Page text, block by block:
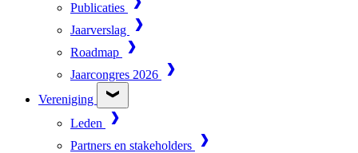
Publicaties
Jaarverslag
Roadmap
Jaarcongres 2026
Vereniging
Leden
Partners en stakeholders